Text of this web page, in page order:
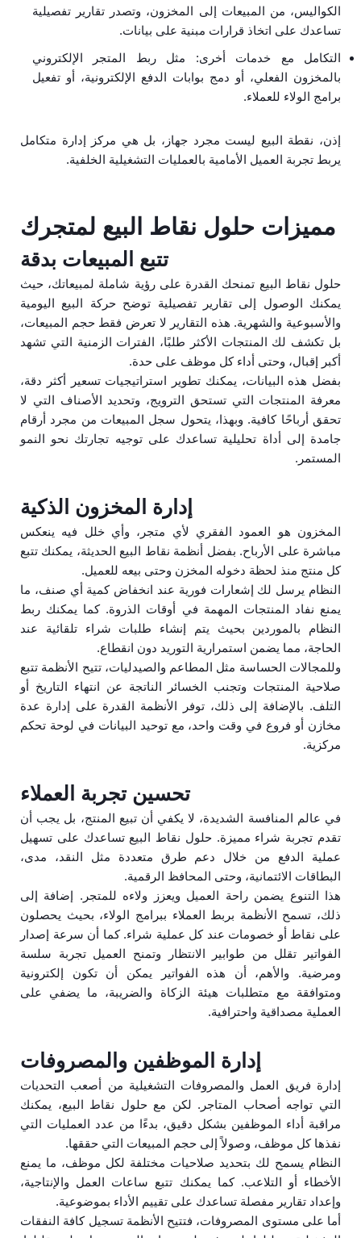
الكواليس، من المبيعات إلى المخزون، وتصدر تقارير تفصيلية
تساعدك على اتخاذ قرارات مبنية على بيانات.
التكامل مع خدمات أخرى: مثل ربط المتجر الإلكتروني
بالمخزون الفعلي، أو دمج بوابات الدفع الإلكترونية، أو تفعيل
برامج الولاء للعملاء.
إذن، نقطة البيع ليست مجرد جهاز، بل هي مركز إدارة متكامل
يربط تجربة العميل الأمامية بالعمليات التشغيلية الخلفية.
مميزات حلول نقاط البيع لمتجرك
تتبع المبيعات بدقة
حلول نقاط البيع تمنحك القدرة على رؤية شاملة لمبيعاتك، حيث
يمكنك الوصول إلى تقارير تفصيلية توضح حركة البيع اليومية
والأسبوعية والشهرية. هذه التقارير لا تعرض فقط حجم المبيعات،
بل تكشف لك المنتجات الأكثر طلبًا، الفترات الزمنية التي تشهد
أكبر إقبال، وحتى أداء كل موظف على حدة.
بفضل هذه البيانات، يمكنك تطوير استراتيجيات تسعير أكثر دقة،
معرفة المنتجات التي تستحق الترويج، وتحديد الأصناف التي لا
تحقق أرباحًا كافية. وبهذا، يتحول سجل المبيعات من مجرد أرقام
جامدة إلى أداة تحليلية تساعدك على توجيه تجارتك نحو النمو
المستمر.
إدارة المخزون الذكية
المخزون هو العمود الفقري لأي متجر، وأي خلل فيه ينعكس
مباشرة على الأرباح. بفضل أنظمة نقاط البيع الحديثة، يمكنك تتبع
كل منتج منذ لحظة دخوله المخزن وحتى بيعه للعميل.
النظام يرسل لك إشعارات فورية عند انخفاض كمية أي صنف، ما
يمنع نفاد المنتجات المهمة في أوقات الذروة. كما يمكنك ربط
النظام بالموردين بحيث يتم إنشاء طلبات شراء تلقائية عند
الحاجة، مما يضمن استمرارية التوريد دون انقطاع.
وللمجالات الحساسة مثل المطاعم والصيدليات، تتيح الأنظمة تتبع
صلاحية المنتجات وتجنب الخسائر الناتجة عن انتهاء التاريخ أو
التلف. بالإضافة إلى ذلك، توفر الأنظمة القدرة على إدارة عدة
مخازن أو فروع في وقت واحد، مع توحيد البيانات في لوحة تحكم
مركزية.
تحسين تجربة العملاء
في عالم المنافسة الشديدة، لا يكفي أن تبيع المنتج، بل يجب أن
تقدم تجربة شراء مميزة. حلول نقاط البيع تساعدك على تسهيل
عملية الدفع من خلال دعم طرق متعددة مثل النقد، مدى،
البطاقات الائتمانية، وحتى المحافظ الرقمية.
هذا التنوع يضمن راحة العميل ويعزز ولاءه للمتجر. إضافة إلى
ذلك، تسمح الأنظمة بربط العملاء ببرامج الولاء، بحيث يحصلون
على نقاط أو خصومات عند كل عملية شراء. كما أن سرعة إصدار
الفواتير تقلل من طوابير الانتظار وتمنح العميل تجربة سلسة
ومرضية. والأهم، أن هذه الفواتير يمكن أن تكون إلكترونية
ومتوافقة مع متطلبات هيئة الزكاة والضريبة، ما يضفي على
العملية مصداقية واحترافية.
إدارة الموظفين والمصروفات
إدارة فريق العمل والمصروفات التشغيلية من أصعب التحديات
التي تواجه أصحاب المتاجر. لكن مع حلول نقاط البيع، يمكنك
مراقبة أداء الموظفين بشكل دقيق، بدءًا من عدد العمليات التي
نفذها كل موظف، وصولاً إلى حجم المبيعات التي حققها.
النظام يسمح لك بتحديد صلاحيات مختلفة لكل موظف، ما يمنع
الأخطاء أو التلاعب. كما يمكنك تتبع ساعات العمل والإنتاجية،
وإعداد تقارير مفصلة تساعدك على تقييم الأداء بموضوعية.
أما على مستوى المصروفات، فتتيح الأنظمة تسجيل كافة النفقات